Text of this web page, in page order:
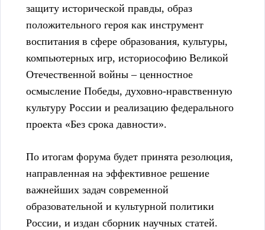
защиту исторической правды, образ
положительного героя как инструмент
воспитания в сфере образования, культуры,
компьютерных игр, историософию Великой
Отечественной войны – ценностное
осмысление Победы, духовно-нравственную
культуру России и реализацию федерального
проекта «Без срока давности».
По итогам форума будет принята резолюция,
направленная на эффективное решение
важнейших задач современной
образовательной и культурной политики
России, и издан сборник научных статей.